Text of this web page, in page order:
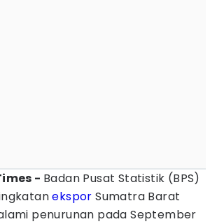
- Badan Pusat Statistik (BPS)
ekspor Sumatra Barat
penurunan pada September